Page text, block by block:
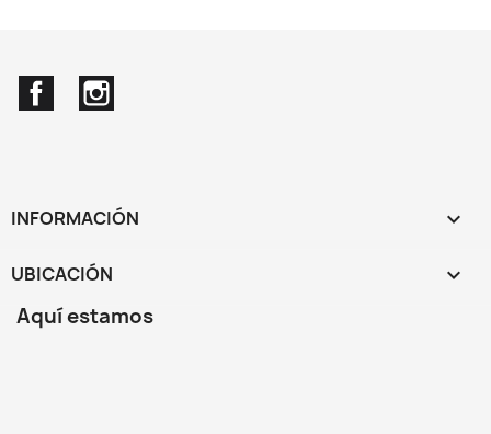
Facebook
INFORMACIÓN 
UBICACIÓN keyboard_arrow_down
Aquí estamos